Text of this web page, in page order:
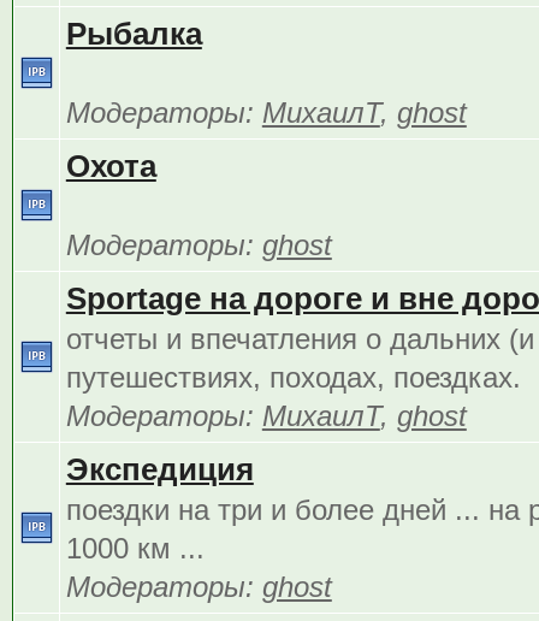
Рыбалка
Модераторы: МихаилТ, ghost
Охота
Модераторы: ghost
Sportage на дороге и вне
отчеты и впечатления о дальних
путешествиях, походах, поездках.
Модераторы: МихаилТ, ghost
Экспедиция
поездки на три и более дней ... на
1000 км ...
Модераторы: ghost